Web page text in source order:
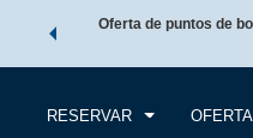
Rewards
Oferta de puntos de
RESERVAR
CHECK